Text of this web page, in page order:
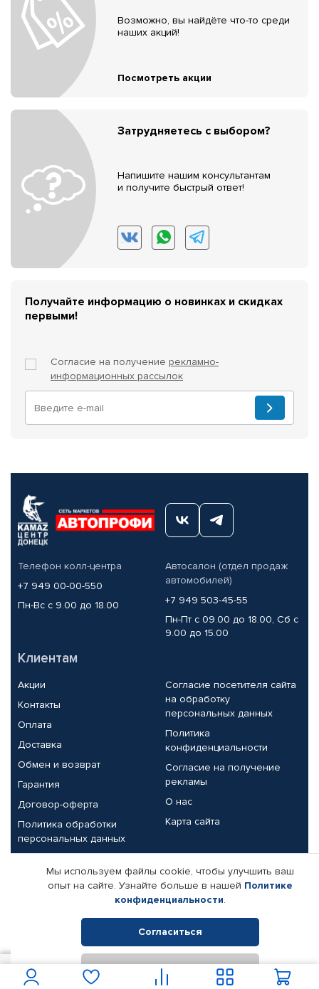
Возможно, вы найдёте что-то среди
наших акций!
Посмотреть акции
Затрудняетесь с выбором?
Напишите нашим консультантам
и получите быстрый ответ!
Получайте информацию о новинках и скидках
первыми!
Согласие на получение рекламно-
информационных рассылок
Телефон колл-центра
+7 949 00-00-550
Пн-Вс с 9.00 до 18.00
Автосалон (отдел продаж
автомобилей)
+7 949 503-45-55
Пн-Пт с 09.00 до 18.00, Сб с
9.00 до 15.00
Клиентам
Акции
Контакты
Оплата
Доставка
Обмен и возврат
Гарантия
Договор-оферта
Политика обработки
персональных данных
Согласие посетителя сайта
на обработку
персональных данных
Политика
конфиденциальности
Согласие на получение
рекламы
О нас
Карта сайта
Партнерам
Корпоративным клиентам
Поставщикам
Реквизиты компании
© КАМАЗ ЦЕНТР ДОНЕЦК, 2015-2026. Все права защищены.
Интернет-магазин автомобильных товаров Автопрофи.
Мы используем файлы cookie, чтобы улучшить ваш
опыт на сайте. Узнайте больше в нашей Политике
конфиденциальности.
Согласиться
Отклонить
В корзину